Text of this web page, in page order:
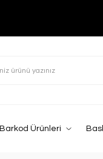
Barkod Ürünleri